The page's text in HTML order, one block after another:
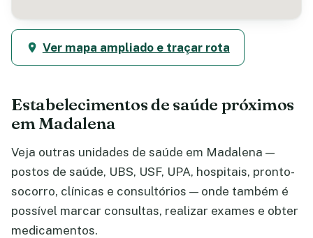
Ver mapa ampliado e traçar rota
Estabelecimentos de saúde próximos
em Madalena
Veja outras unidades de saúde em Madalena —
postos de saúde, UBS, USF, UPA, hospitais, pronto-
socorro, clínicas e consultórios — onde também é
possível marcar consultas, realizar exames e obter
medicamentos.